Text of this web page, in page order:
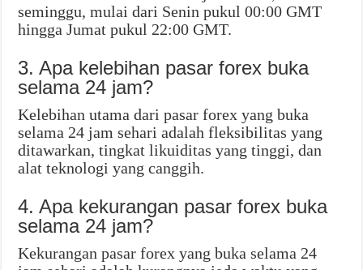
seminggu, mulai dari Senin pukul 00:00 GMT
hingga Jumat pukul 22:00 GMT.
3. Apa kelebihan pasar forex buka
selama 24 jam?
Kelebihan utama dari pasar forex yang buka
selama 24 jam sehari adalah fleksibilitas yang
ditawarkan, tingkat likuiditas yang tinggi, dan
alat teknologi yang canggih.
4. Apa kekurangan pasar forex buka
selama 24 jam?
Kekurangan pasar forex yang buka selama 24